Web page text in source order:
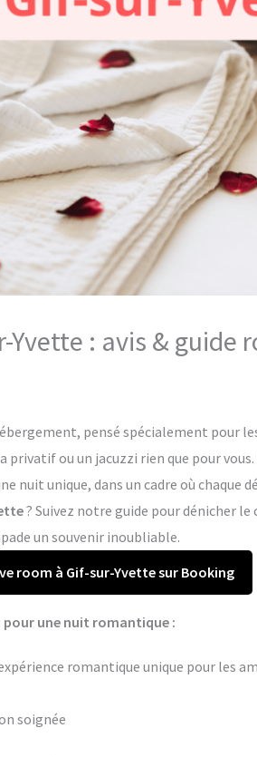
Yvette : avis &
pensé spécialement pour
ou un jacuzzi rien que pour
nuit unique, dans un cadre où chaque
? Suivez notre guide pour dénicher
un souvenir inoubliable.
room à Gif-sur-Yvette sur Booking
pour une nuit romantique :
romantique unique pour les
soignée